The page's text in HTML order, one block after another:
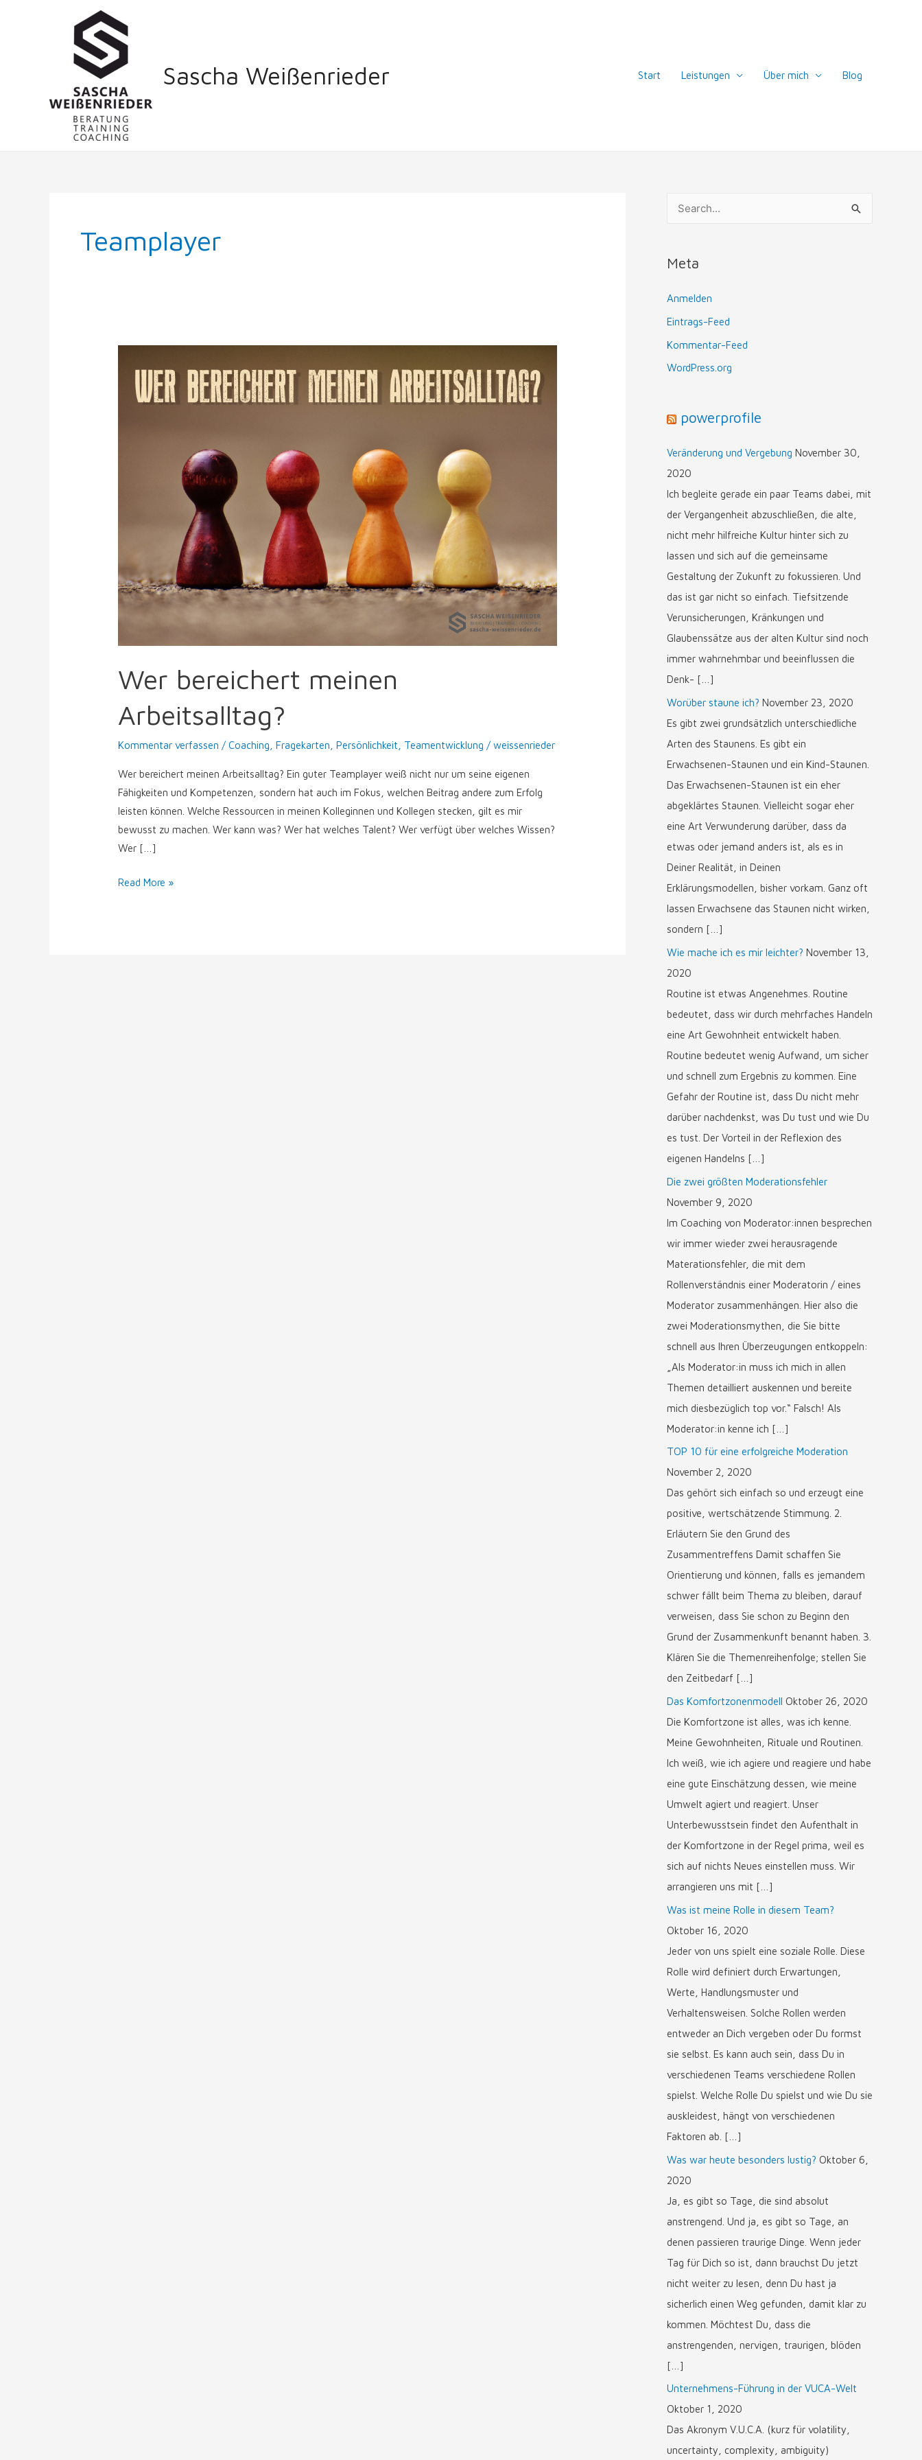
Sascha Weißenrieder Start Leistungen Über mich Blog
Teamplayer
Wer bereichert meinen
Arbeitsalltag?
Kommentar verfassen /Coaching ,Fragekarten ,Persönlichkeit Teamentwicklung /weissenrieder
Wer bereichert meinen Arbeitsalltag? Ein guter Teamplayer weiß nicht nur um seine eigenen
Fähigkeiten und Kompetenzen, sondern hat auch im Fokus, welchen Beitrag andere zum Erfolg
leisten können. Welche Ressourcen in meinen Kolleginnen und Kollegen stecken, gilt es mir
bewusst zu machen. Wer kann was? Wer hat welches Talent? Wer verfügt über welches Wissen?
Wer […]
bereichert
meinen
Read More »
e
:
Meta
Anmelden
Eintrags-Feed
Kommentar-Feed
WordPress.org
powerprofile
Veränderung und Vergebung November 30,
2020
Ich begleite gerade ein paar Teams dabei, mit
der Vergangenheit abzuschließen, die alte,
nicht mehr hilfreiche Kultur hinter sich zu
lassen und sich auf die gemeinsame
Gestaltung der Zukunft zu fokussieren. Und
das ist gar nicht so einfach. Tiefsitzende
Verunsicherungen, Kränkungen und
Glaubenssätze aus der alten Kultur sind noch
immer wahrnehmbar und beeinflussen die
Denk- […]
Worüber staune ich? November 23, 2020
Es gibt zwei grundsätzlich unterschiedliche
Arten des Staunens. Es gibt ein
Erwachsenen-Staunen und ein Kind-Staunen.
Das Erwachsenen-Staunen ist ein eher
abgeklärtes Staunen. Vielleicht sogar eher
eine Art Verwunderung darüber, dass da
etwas oder jemand anders ist, als es in
Deiner Realität, in Deinen
Erklärungsmodellen, bisher vorkam. Ganz oft
lassen Erwachsene das Staunen nicht wirken,
sondern […]
Wie mache ich es mir leichter? November 13,
2020
Routine ist etwas Angenehmes. Routine
bedeutet, dass wir durch mehrfaches Handeln
eine Art Gewohnheit entwickelt haben.
Routine bedeutet wenig Aufwand, um sicher
und schnell zum Ergebnis zu kommen. Eine
Gefahr der Routine ist, dass Du nicht mehr
darüber nachdenkst, was Du tust und wie Du
es tust. Der Vorteil in der Reflexion des
eigenen Handelns […]
Die zwei größten Moderationsfehler
November 9, 2020
Im Coaching von Moderator:innen besprechen
wir immer wieder zwei herausragende
Materationsfehler, die mit dem
Rollenverständnis einer Moderatorin / eines
Moderator zusammenhängen. Hier also die
zwei Moderationsmythen, die Sie bitte
schnell aus Ihren Überzeugungen entkoppeln:
„Als Moderator:in muss ich mich in allen
Themen detailliert auskennen und bereite
mich diesbezüglich top vor.“ Falsch! Als
Moderator:in kenne ich […]
TOP 10 für eine erfolgreiche Moderation
November 2, 2020
Das gehört sich einfach so und erzeugt eine
positive, wertschätzende Stimmung. 2.
Erläutern Sie den Grund des
Zusammentreffens Damit schaffen Sie
Orientierung und können, falls es jemandem
schwer fällt beim Thema zu bleiben, darauf
verweisen, dass Sie schon zu Beginn den
Grund der Zusammenkunft benannt haben. 3.
Klären Sie die Themenreihenfolge; stellen Sie
den Zeitbedarf […]
Das Komfortzonenmodell Oktober 26, 2020
Die Komfortzone ist alles, was ich kenne.
Meine Gewohnheiten, Rituale und Routinen.
Ich weiß, wie ich agiere und reagiere und habe
eine gute Einschätzung dessen, wie meine
Umwelt agiert und reagiert. Unser
Unterbewusstsein findet den Aufenthalt in
der Komfortzone in der Regel prima, weil es
sich auf nichts Neues einstellen muss. Wir
arrangieren uns mit […]
Was ist meine Rolle in diesem Team?
Oktober 16, 2020
Jeder von uns spielt eine soziale Rolle. Diese
Rolle wird definiert durch Erwartungen,
Werte, Handlungsmuster und
Verhaltensweisen. Solche Rollen werden
entweder an Dich vergeben oder Du formst
sie selbst. Es kann auch sein, dass Du in
verschiedenen Teams verschiedene Rollen
spielst. Welche Rolle Du spielst und wie Du sie
auskleidest, hängt von verschiedenen
Faktoren ab. […]
Was war heute besonders lustig? Oktober 6,
2020
Ja, es gibt so Tage, die sind absolut
anstrengend. Und ja, es gibt so Tage, an
denen passieren traurige Dinge. Wenn jeder
Tag für Dich so ist, dann brauchst Du jetzt
nicht weiter zu lesen, denn Du hast ja
sicherlich einen Weg gefunden, damit klar zu
kommen. Möchtest Du, dass die
anstrengenden, nervigen, traurigen, blöden
[…]
Unternehmens-Führung in der VUCA-Welt
Oktober 1, 2020
Das Akronym V.U.C.A. (kurz für volatility,
uncertainty, complexity, ambiguity)